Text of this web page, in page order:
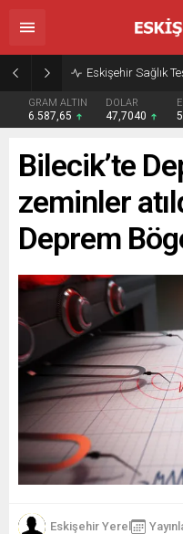
Eskişehir Sağlık
GRAM ALTIN
6.587,65
DOLAR
47,7040
Bilecik’te
zeminler
Deprem
Eskişehir Yerel